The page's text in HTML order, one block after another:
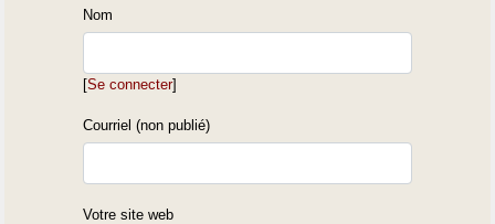
Nom
[Se connecter]
Courriel (non publié)
Votre site web